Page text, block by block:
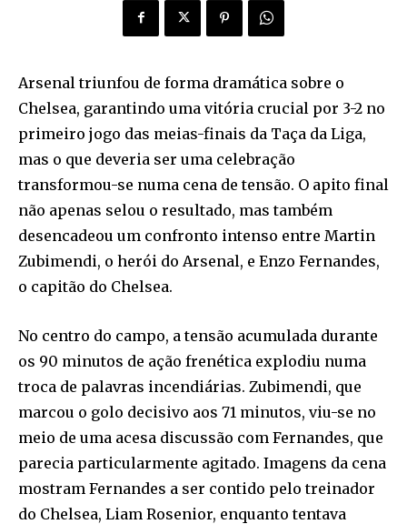
Arsenal triunfou de forma dramática sobre o
Chelsea, garantindo uma vitória crucial por 3-2 no
primeiro jogo das meias-finais da Taça da Liga,
mas o que deveria ser uma celebração
transformou-se numa cena de tensão. O apito final
não apenas selou o resultado, mas também
desencadeou um confronto intenso entre Martin
Zubimendi, o herói do Arsenal, e Enzo Fernandes,
o capitão do Chelsea.
No centro do campo, a tensão acumulada durante
os 90 minutos de ação frenética explodiu numa
troca de palavras incendiárias. Zubimendi, que
marcou o golo decisivo aos 71 minutos, viu-se no
meio de uma acesa discussão com Fernandes, que
parecia particularmente agitado. Imagens da cena
mostram Fernandes a ser contido pelo treinador
do Chelsea, Liam Rosenior, enquanto tentava